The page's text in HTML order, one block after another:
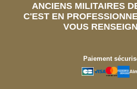
ANCIENS MILITAIRES
C'EST EN
VOUS
Paiement